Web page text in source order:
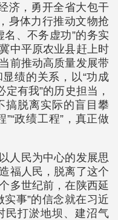
济，勇开全省大包干
身体力行推动文物抢
、不务虚功”的务实
中平原农业县赶上时
前推动高质量发展带
绩的关系，以“功成
有我”的历史担当，
搞脱离实际的盲目攀
政绩工程”，真正做
人民为中心的发展思
福人民，脱离了这个
多世纪前，在陕西延
实事”的信念就在习近
民打淤地坝、建沼气